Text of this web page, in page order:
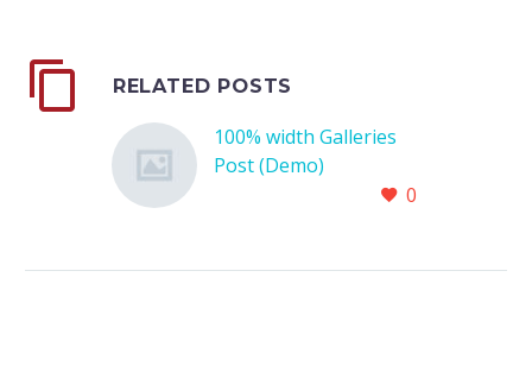
RELATED POSTS
100% width Galleries
Post (Demo)
Lorem Ipsum. Proin
sollicitudin, lorem quis
0